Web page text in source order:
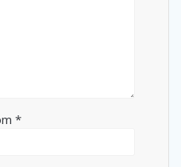
*